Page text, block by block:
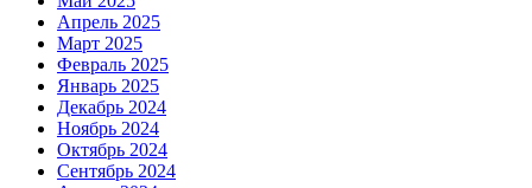
Апрель 2025
Март 2025
Февраль 2025
Январь 2025
Декабрь 2024
Ноябрь 2024
Октябрь 2024
Сентябрь 2024